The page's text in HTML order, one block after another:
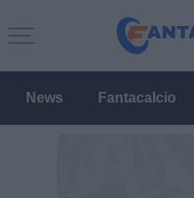
News Fantacalcio